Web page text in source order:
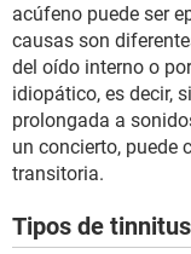
acúfeno puede ser
causas son
del oído interno o
idiopático, es decir,
prolongada a
un concierto, puede
transitoria.
Tipos de tinnitus